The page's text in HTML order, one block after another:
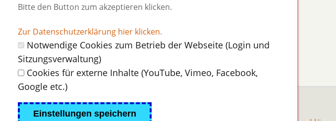
Blättern
im
Buch
Unsere
Sparten
Bitte den Button zum akzeptieren klicken.
Zur Datenschutzerklärung hier klicken.
Notwendige Cookies zum Betrieb der Webseite (Login und
Sitzungsverwaltung)
Cookies für externe Inhalte (YouTube, Vimeo, Facebook,
Google etc.)
Einstellungen speichern